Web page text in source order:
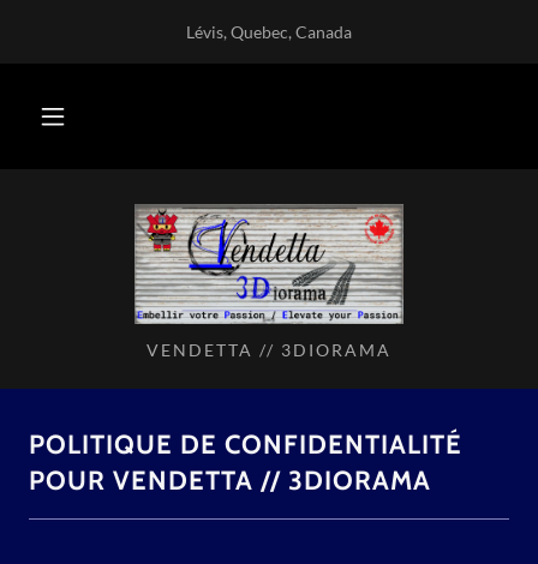
Lévis, Quebec, Canada
VENDETTA // 3DIORAMA
POLITIQUE DE CONFIDENTIALITÉ
POUR VENDETTA // 3DIORAMA